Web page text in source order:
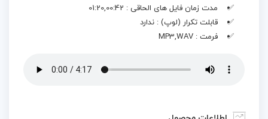
مدت زمان فایل های الحاقی : 01:20,00:42
قابلت تکرار (لوپ) : ندارد
فرمت : MP3,WAV